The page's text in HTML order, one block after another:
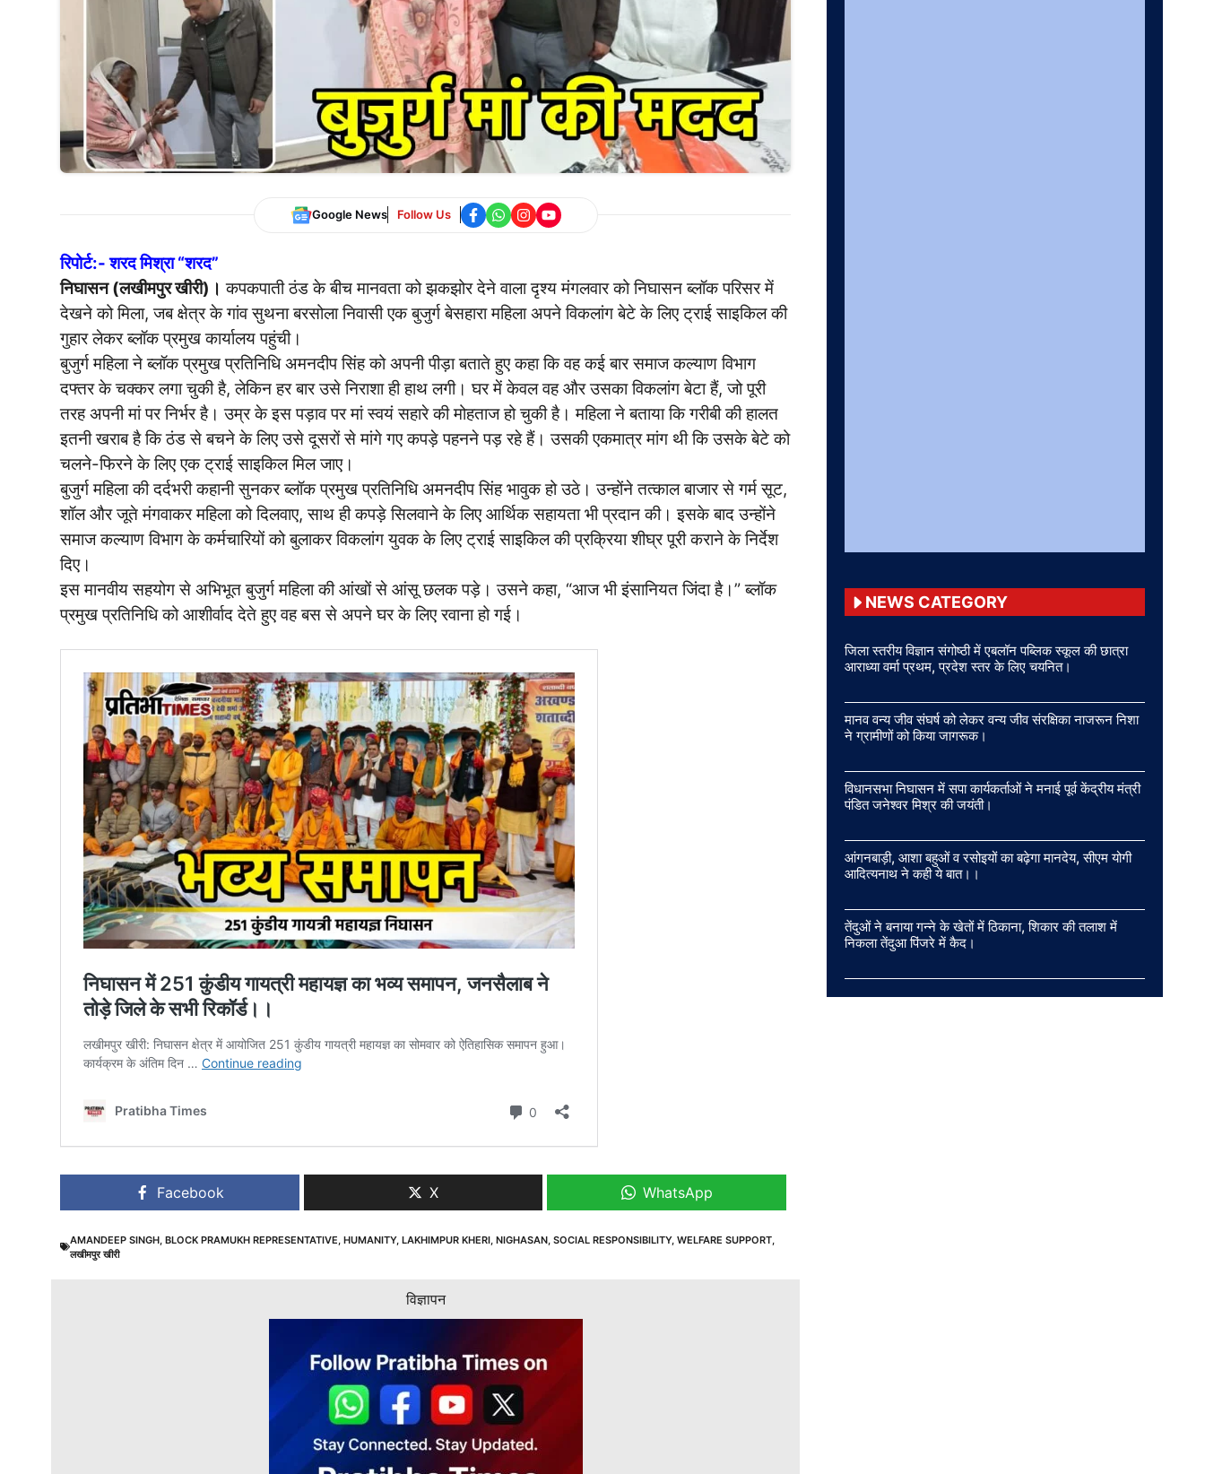
Google News Follow Us
रिपोर्ट:- शरद मिश्रा “शरद”
निघासन (लखीमपुर खीरी)। कपकपाती ठंड के बीच मानवता को झकझोर देने वाला दृश्य मंगलवार को निघासन ब्लॉक परिसर में
देखने को मिला, जब क्षेत्र के गांव सुथना बरसोला निवासी एक बुजुर्ग बेसहारा महिला अपने विकलांग बेटे के लिए ट्राई साइकिल की
गुहार लेकर ब्लॉक प्रमुख कार्यालय पहुंची।
बुजुर्ग महिला ने ब्लॉक प्रमुख प्रतिनिधि अमनदीप सिंह को अपनी पीड़ा बताते हुए कहा कि वह कई बार समाज कल्याण विभाग
दफ्तर के चक्कर लगा चुकी है, लेकिन हर बार उसे निराशा ही हाथ लगी। घर में केवल वह और उसका विकलांग बेटा हैं, जो पूरी
तरह अपनी मां पर निर्भर है। उम्र के इस पड़ाव पर मां स्वयं सहारे की मोहताज हो चुकी है। महिला ने बताया कि गरीबी की हालत
इतनी खराब है कि ठंड से बचने के लिए उसे दूसरों से मांगे गए कपड़े पहनने पड़ रहे हैं। उसकी एकमात्र मांग थी कि उसके बेटे को
चलने-फिरने के लिए एक ट्राई साइकिल मिल जाए।
बुजुर्ग महिला की दर्दभरी कहानी सुनकर ब्लॉक प्रमुख प्रतिनिधि अमनदीप सिंह भावुक हो उठे। उन्होंने तत्काल बाजार से गर्म सूट,
शॉल और जूते मंगवाकर महिला को दिलवाए, साथ ही कपड़े सिलवाने के लिए आर्थिक सहायता भी प्रदान की। इसके बाद उन्होंने
समाज कल्याण विभाग के कर्मचारियों को बुलाकर विकलांग युवक के लिए ट्राई साइकिल की प्रक्रिया शीघ्र पूरी कराने के निर्देश
दिए।
इस मानवीय सहयोग से अभिभूत बुजुर्ग महिला की आंखों से आंसू छलक पड़े। उसने कहा, “आज भी इंसानियत जिंदा है।” ब्लॉक
प्रमुख प्रतिनिधि को आशीर्वाद देते हुए वह बस से अपने घर के लिए रवाना हो गई।
Facebook X WhatsApp
AMANDEEP SINGH BLOCK PRAMUKH REPRESENTATIVE HUMANITY, LAKHIMPUR KHERI NIGHASAN SOCIAL RESPONSIBILITY, WELFARE SUPPORT
लखीमपुर खीरी
विज्ञापन
NEWS CATEGORY
जिला स्तरीय विज्ञान संगोष्ठी में एबलॉन पब्लिक स्कूल की छात्रा
आराध्या वर्मा प्रथम, प्रदेश स्तर के लिए चयनित।
मानव वन्य जीव संघर्ष को लेकर वन्य जीव संरक्षिका नाजरून निशा
ने ग्रामीणों को किया जागरूक।
विधानसभा निघासन में सपा कार्यकर्ताओं ने मनाई पूर्व केंद्रीय मंत्री
पंडित जनेश्वर मिश्र की जयंती।
आंगनबाड़ी, आशा बहुओं व रसोइयों का बढ़ेगा मानदेय, सीएम योगी
आदित्यनाथ ने कही ये बात।।
तेंदुओं ने बनाया गन्ने के खेतों में ठिकाना, शिकार की तलाश में
निकला तेंदुआ पिंजरे में कैद।